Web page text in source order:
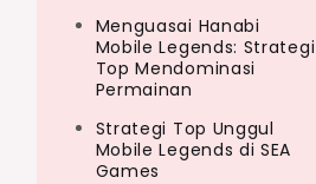
Menguasai Hanabi
Mobile Legends: Strategi
Top Mendominasi
Permainan
Strategi Top Unggul
Mobile Legends di SEA
Games